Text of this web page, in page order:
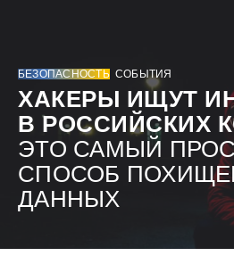
БЕЗОПАСНОСТЬ СОБЫТИЯ
ХАКЕРЫ ИЩУТ
В РОССИЙСКИХ
ЭТО САМЫЙ
СПОСОБ
ДАННЫХ